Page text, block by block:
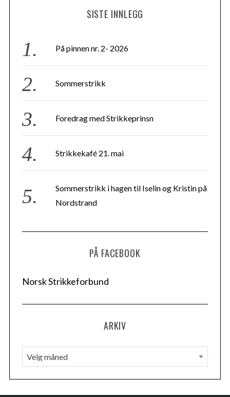
SISTE INNLEGG
På pinnen nr. 2- 2026
Sommerstrikk
Foredrag med Strikkeprinsn
Strikkekafé 21. mai
Sommerstrikk i hagen til Iselin og Kristin på
Nordstrand
PÅ FACEBOOK
Norsk Strikkeforbund
ARKIV
A
r
k